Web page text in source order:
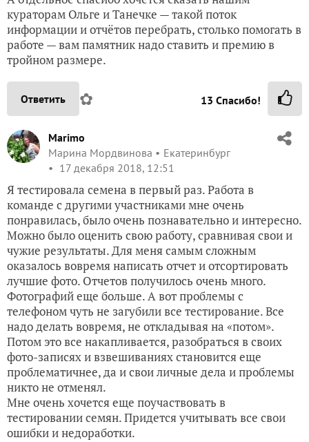
кураторам Ольге и Танечке — такой поток
информации и отчётов перебрать, столько помогать в
работе — вам памятник надо ставить и премию в
тройном размере.
Ответить ✿ 13 Спасибо!
Marimo
Марина Мордвинова
Екатеринбург
17 декабря 2018, 12:51
Я тестировала семена в первый раз. Работа в
команде с другими участниками мне очень
понравилась, было очень познавательно и интересно.
Можно было оценить свою работу, сравнивая свои и
чужие результаты. Для меня самым сложным
оказалось вовремя написать отчет и отсортировать
лучшие фото. Отчетов получилось очень много.
Фотографий еще больше. А вот проблемы с
телефоном чуть не загубили все тестирование. Все
надо делать вовремя, не откладывая на «потом».
Потом это все накапливается, разобраться в своих
фото-записях и взвешиваниях становится еще
проблематичнее, да и свои личные дела и проблемы
никто не отменял.
Мне очень хочется еще поучаствовать в
тестировании семян. Придется учитывать все свои
ошибки и недоработки.